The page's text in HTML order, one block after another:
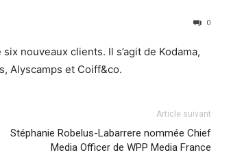
0
nouveaux clients. Il s’agit de Kodama,
Alyscamps et Coiff&co.
Article suivant
Stéphanie Robelus-Labarrere nommée Chief
Media Officer de WPP Media France